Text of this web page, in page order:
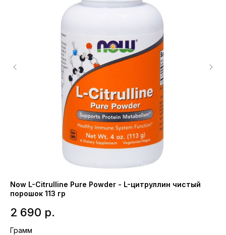
Now L-Citrulline Pure Powder - L-цитруллин чистый
порошок 113 гр
2 690 р.
Грамм